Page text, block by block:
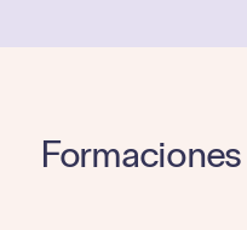
Formaciones